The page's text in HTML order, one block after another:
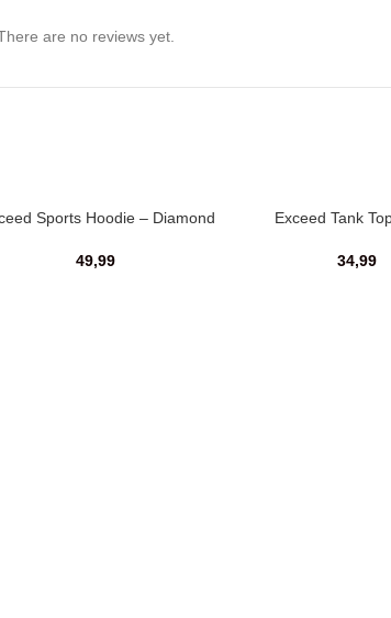
are no reviews yet.
Sports Hoodie – Diamond
49,99
Exceed Tank
34,99